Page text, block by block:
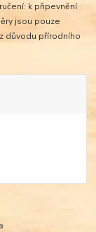
k připevnění
jsou pouze
důvodu přírodního